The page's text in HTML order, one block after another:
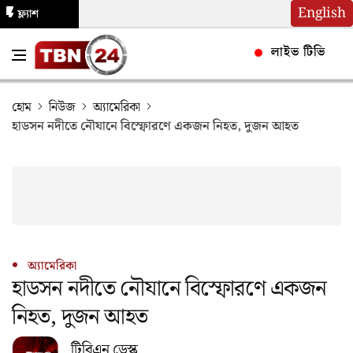
English
ফ্ল্যাশ
লাইভ টিভি
হোম নিউজ
অ্যামেরিকা
হাডসন নদীতে নৌযানে বিস্ফোরণে একজন নিহত, দুজন আহত
অ্যামেরিকা
হাডসন নদীতে নৌযানে বিস্ফোরণে একজন
নিহত, দুজন আহত